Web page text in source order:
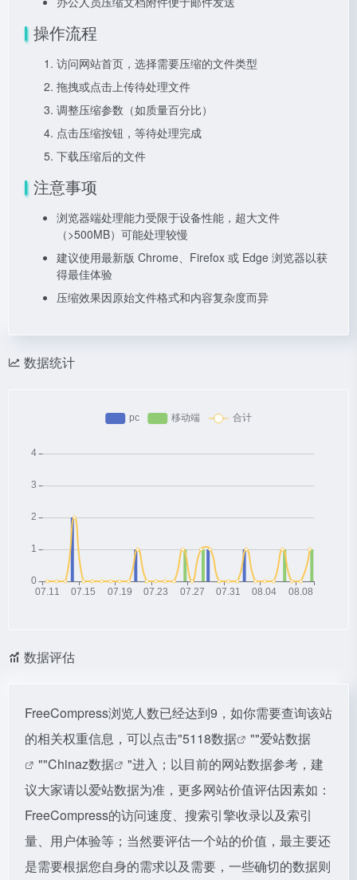
操作流程
访问网站首页，选择需要压缩的文件类型
拖拽或点击上传待处理文件
调整压缩参数（如质量百分比）
点击压缩按钮，等待处理完成
下载压缩后的文件
注意事项
浏览器端处理能力受限于设备性能，超大文件
（>500MB）可能处理较慢
建议使用最新版 Chrome、Firefox 或 Edge 浏览器以获
得最佳体验
压缩效果因原始文件格式和内容复杂度而异
数据统计
数据评估
FreeCompress浏览人数已经达到9，如你需要查询该站
的相关权重信息，可以点击"5118数据 ""爱站数据
""Chinaz数据
"进入；以目前的网站数据参考，建
议大家请以爱站数据为准，更多网站价值评估因素如：
FreeCompress的访问速度、搜索引擎收录以及索引
量、用户体验等；当然要评估一个站的价值，最主要还
是需要根据您自身的需求以及需要，一些确切的数据则